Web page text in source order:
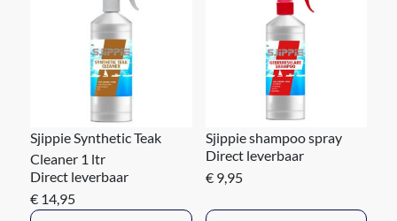
Sjippie Synthetic Teak
Cleaner 1 ltr
Direct leverbaar
€ 14,95
Sjippie shampoo spray
Direct leverbaar
€ 9,95